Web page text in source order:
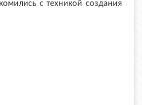
с техникой создания